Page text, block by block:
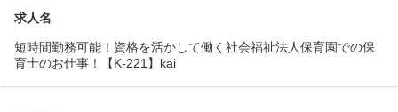
求人名
短時間勤務可能！資格を活かして働く社会福祉法人保育園での保
育士のお仕事！【K-221】kai